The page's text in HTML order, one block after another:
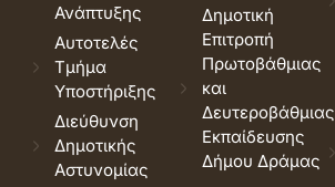
Ανάπτυξης
Αυτοτελές
Τμήμα
Υποστήριξης
Διεύθυνση
Δημοτικής
Αστυνομίας
Δημοτική
Επιτροπή
Πρωτοβάθμιας
και
Δευτεροβάθμιας
Εκπαίδευσης
Δήμου Δράμας